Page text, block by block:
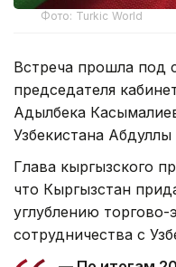
Фото: Turkic World
Встреча прошла под
председателя
Адылбека
Узбекистана
Глава кыргызского
что Кыргызстан
углублению торгово-
сотрудничества с